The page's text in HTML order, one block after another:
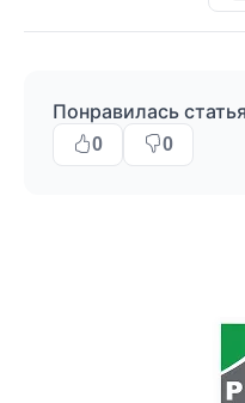
Понравилась
0 0